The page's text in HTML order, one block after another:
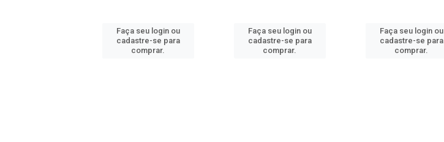
Faça seu login ou
cadastre-se para
comprar.
Faça seu login ou
cadastre-se para
comprar.
Faça seu login ou
cadastre-se para
comprar.